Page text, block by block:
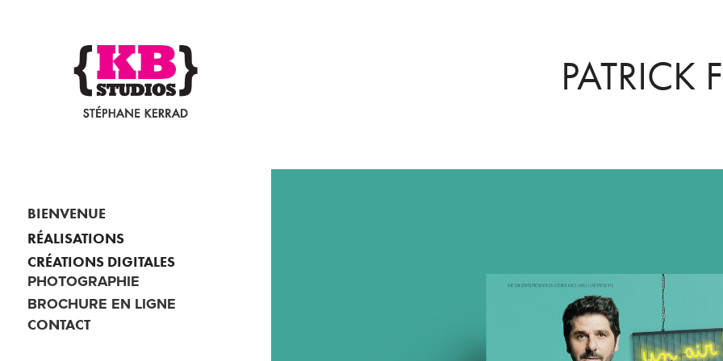
BIENVENUE
RÉALISATIONS
CRÉATIONS DIGITALES
PHOTOGRAPHIE
BROCHURE EN LIGNE
CONTACT
PATRICK